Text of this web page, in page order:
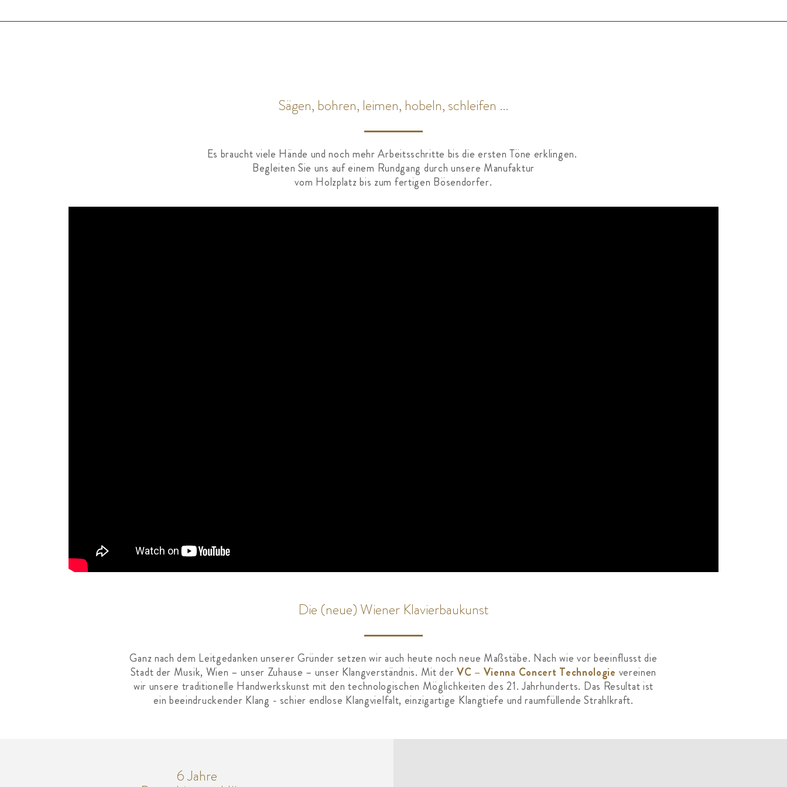
Sägen, bohren, leimen, hobeln, schleifen …
Es braucht viele Hände und noch mehr Arbeitsschritte bis die ersten Töne erklingen.
Begleiten Sie uns auf einem Rundgang durch unsere Manufaktur
vom Holzplatz bis zum fertigen Bösendorfer.
Die (neue) Wiener Klavierbaukunst
Ganz nach dem Leitgedanken unserer Gründer setzen wir auch heute noch neue Maßstäbe. Nach wie vor beeinflusst die
Stadt der Musik, Wien – unser Zuhause – unser Klangverständnis. Mit derVC – Vienna Concert Technologie vereinen
wir unsere traditionelle Handwerkskunst mit den technologischen Möglichkeiten des 21. Jahrhunderts. Das Resultat ist
ein beeindruckender Klang - schier endlose Klangvielfalt, einzigartige Klangtiefe und raumfüllende Strahlkraft.
6 Jahre